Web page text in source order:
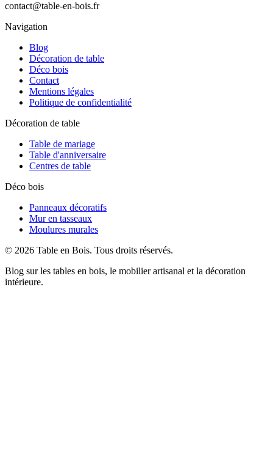
contact@table-en-bois.fr
Navigation
Blog
Décoration de table
Déco bois
Contact
Mentions légales
Politique de confidentialité
Décoration de table
Table de mariage
Table d'anniversaire
Centres de table
Déco bois
Panneaux décoratifs
Mur en tasseaux
Moulures murales
© 2026 Table en Bois. Tous droits réservés.
Blog sur les tables en bois, le mobilier artisanal et la décoration
intérieure.